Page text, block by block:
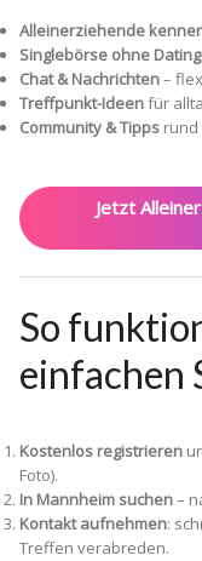
Alleinerziehende
Singlebörse ohne
Chat & Nachrichten–
Treffpunkt-Ideenfür
Community & Tipps rund
Jetzt
So
einfachen
Kostenlos registrieren
Foto).
In Mannheim suchen–
Kontakt aufnehmen:
Treffen verabreden.